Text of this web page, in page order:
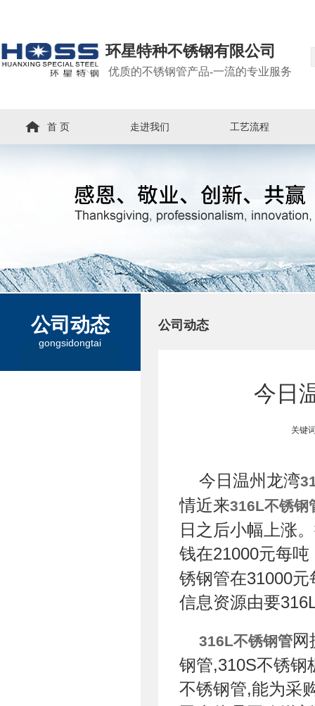
环星特种不锈钢有限公司
优质的不锈钢管产品-一流的专业服务
首 页 走进我们 工艺流程
公司动态
gongsidongtai
公司动态
今日
关键
今日温州龙湾
情近来316L不锈钢
日之后小幅上涨
钱在21000元每吨
锈钢管在31000
信息资源由要
316L不锈钢管
钢管,310S不锈钢
不锈钢管,能为采